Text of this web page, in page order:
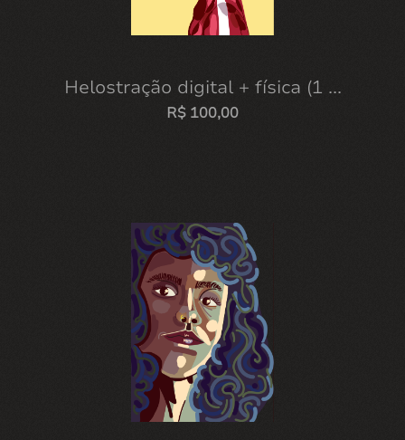
Helostração digital + física (1 ...
R$ 100,00